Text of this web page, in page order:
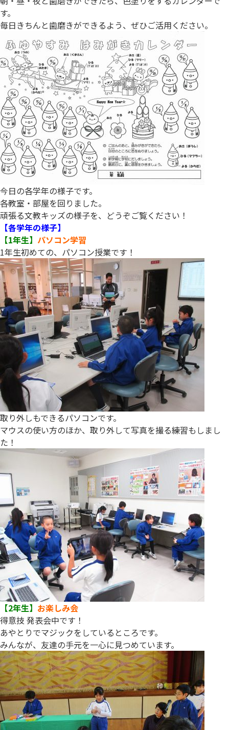
す。
毎日きちんと歯磨きができるよう、ぜひご活用ください。
今日の各学年の様子です。
各教室・部屋を回りました。
頑張る文教キッズの様子を、どうぞご覧ください！
【各学年の様子】
【1年生】 パソコン学習
1年生初めての、パソコン授業です！
取り外しもできるパソコンです。
マウスの使い方のほか、取り外して写真を撮る練習もしまし
た！
【2年生】 お楽しみ会
得意技 発表会中です！
あやとりでマジックをしているところです。
みんなが、友達の手元を一心に見つめています。